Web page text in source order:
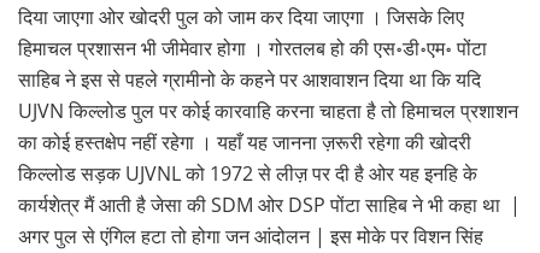
दिया जाएगा ओर खोदरी पुल को जाम कर दिया जाएगा । जिसके लिए
हिमाचल प्रशासन भी जीमेवार होगा । गोरतलब हो की एस॰डी॰एम॰ पोंटा
साहिब ने इस से पहले ग्रामीनो के कहने पर आशवाशन दिया था कि यदि
UJVN किल्लोड पुल पर कोई कारवाहि करना चाहता है तो हिमाचल प्रशाशन
का कोई हस्तक्षेप नहीं रहेगा । यहाँ यह जानना ज़रूरी रहेगा की खोदरी
किल्लोड सड़क UJVNL को 1972 से लीज़ पर दी है ओर यह इनहि के
कार्यशेत्र मैं आती है जेसा की SDM ओर DSP पोंटा साहिब ने भी कहा था |
अगर पुल से एंगिल हटा तो होगा जन आंदोलन | इस मोके पर विशन सिंह